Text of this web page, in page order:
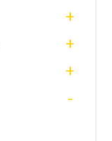
+
+
+
-